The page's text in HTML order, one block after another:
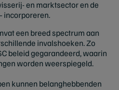
en marktsector en de
incorporeren.
een breed spectrum aan
invalshoeken. Zo
beleid gegarandeerd, waarin
worden weerspiegeld.
kunnen belanghebbenden